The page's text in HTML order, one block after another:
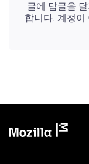
글에 답글을
합니다. 계정이